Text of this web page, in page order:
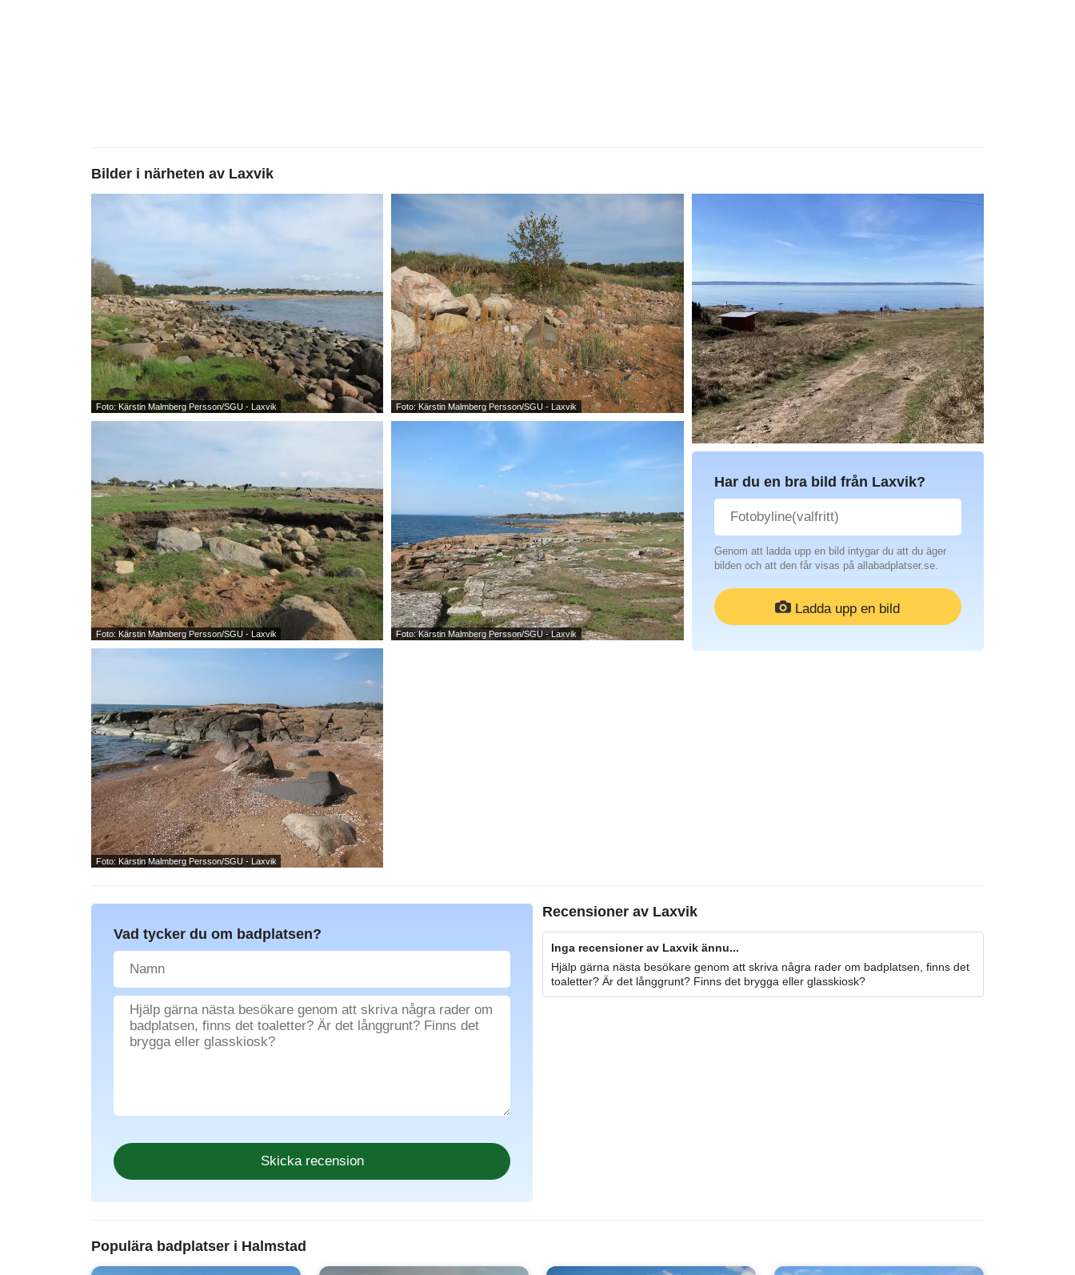
Bilder i närheten av Laxvik
Foto: Kärstin Malmberg Persson/SGU - Laxvik
Foto: Kärstin Malmberg Persson/SGU - Laxvik
Foto: Kärstin Malmberg Persson/SGU - Laxvik
Foto: Kärstin Malmberg Persson/SGU - Laxvik
Foto: Kärstin Malmberg Persson/SGU - Laxvik
Har du en bra bild från Laxvik?
Genom att ladda upp en bild intygar du att du äger
bilden och att den får visas på allabadplatser.se.
Ladda upp en bild
Recensioner av Laxvik
Inga recensioner av Laxvik ännu...
Hjälp gärna nästa besökare genom att skriva några rader om badplatsen, finns det
toaletter? Är det långgrunt? Finns det brygga eller glasskiosk?
Vad tycker du om badplatsen?
Populära badplatser i Halmstad